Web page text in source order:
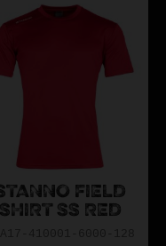
FIELD
SHIRT SS RED